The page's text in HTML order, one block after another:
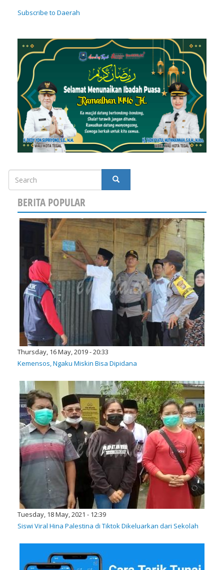
Subscribe to Daerah
Search
SEARCH
BERITA POPULAR
Thursday, 16 May, 2019 - 20:33
Kemensos, Ngaku Miskin Bisa Dipidana
Tuesday, 18 May, 2021 - 12:39
Siswi Viral Hina Palestina di Tiktok Dikeluarkan dari Sekolah